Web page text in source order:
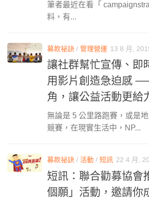
筆者最近在看「
料，有...
募款祕訣 / 管理營運 13 8 月,
讓社群幫忙宣傳、即
用影片創造急迫感
角，讓公益活動更給
無論是 5 公里路跑賽，或是
競賽，在現實生活中，NP...
募款祕訣 / 活動 / 短訊 22 4 月,
短訊：聯合勸募協會
個願」活動，邀請你